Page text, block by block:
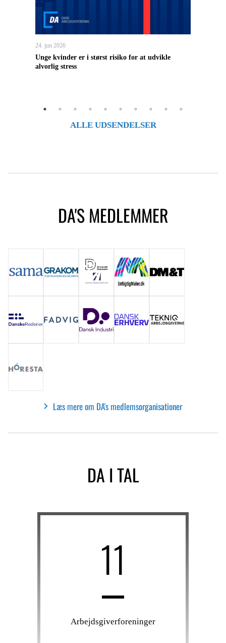
24. jun 2026
Unge kvinder er i størst risiko for at udvikle
alvorlig stress
ALLE UDSENDELSER
DA'S MEDLEMMER
Læs mere om DA's medlemsorganisationer
DA I TAL
11
Arbejdsgiverforeninger